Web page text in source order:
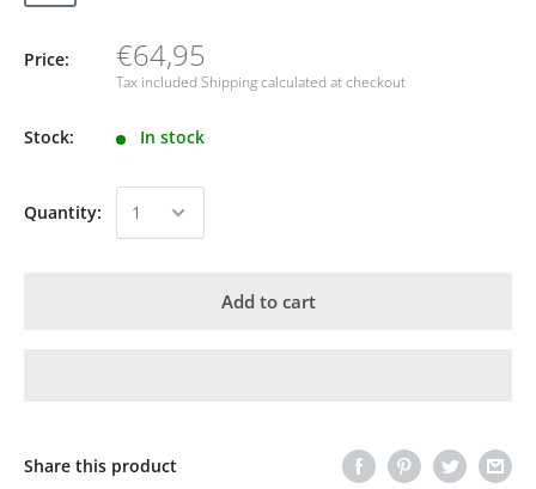
Price: €64,95
Tax included Shipping calculated at checkout
Stock: In stock
Quantity:
Add to cart
Share this product